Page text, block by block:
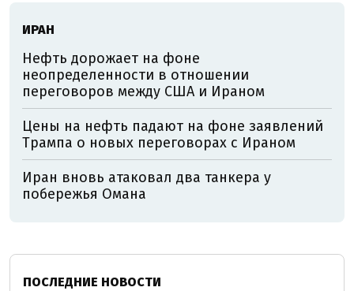
ИРАН
Нефть дорожает на фоне
неопределенности в отношении
переговоров между США и Ираном
Цены на нефть падают на фоне заявлений
Трампа о новых переговорах с Ираном
Иран вновь атаковал два танкера у
побережья Омана
ПОСЛЕДНИЕ НОВОСТИ